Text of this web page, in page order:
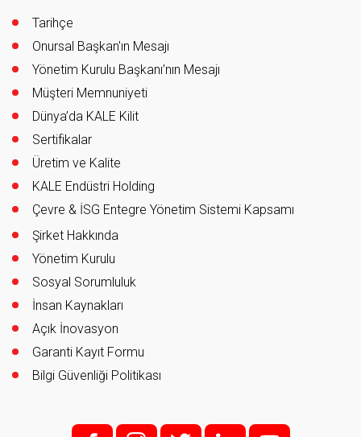
Tarihçe
Onursal Başkan'ın Mesajı
Yönetim Kurulu Başkanı’nın Mesajı
Müşteri Memnuniyeti
Dünya’da KALE Kilit
Sertifikalar
Üretim ve Kalite
KALE Endüstri Holding
Çevre & İSG Entegre Yönetim Sistemi Kapsamı
Şirket Hakkında
Yönetim Kurulu
Sosyal Sorumluluk
İnsan Kaynakları
Açık İnovasyon
Garanti Kayıt Formu
Bilgi Güvenliği Politikası